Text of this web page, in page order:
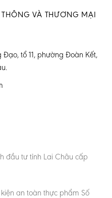
VÀ THƯƠNG MẠI
tổ 11, phường Đoàn Kết,
đầu tư tỉnh Lai Châu cấp
an toàn thực phẩm Số